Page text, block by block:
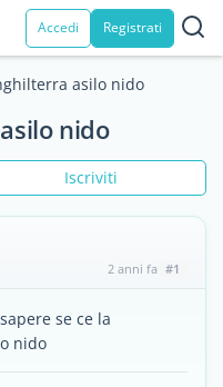
Accedi Registrati
asilo nido
nido
Iscriviti
2 anni fa #1
se ce la
nido